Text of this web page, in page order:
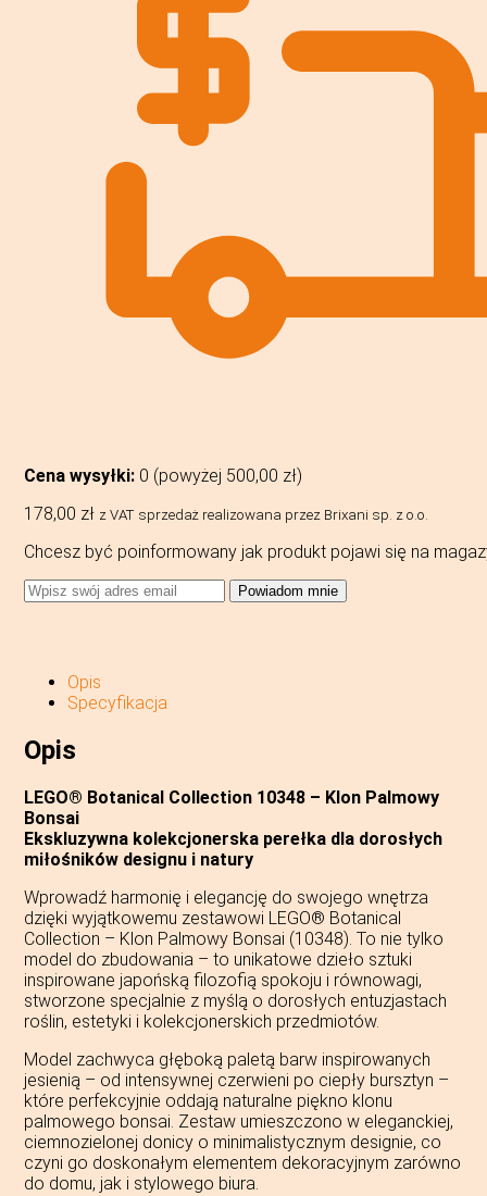
Cena wysyłki: 0 (powyżej 500,00 zł)
178,00 zł z VAT sprzedaż realizowana przez Brixani sp. z o.o.
Chcesz być poinformowany jak produkt pojawi się na
Powiadom mnie
Opis
Specyfikacja
Opis
LEGO® Botanical Collection 10348 – Klon Palmowy
Bonsai
Ekskluzywna kolekcjonerska perełka dla dorosłych
miłośników designu i natury
Wprowadź harmonię i elegancję do swojego wnętrza
dzięki wyjątkowemu zestawowi LEGO® Botanical
Collection – Klon Palmowy Bonsai (10348). To nie tylko
model do zbudowania – to unikatowe dzieło sztuki
inspirowane japońską filozofią spokoju i równowagi,
stworzone specjalnie z myślą o dorosłych entuzjastach
roślin, estetyki i kolekcjonerskich przedmiotów.
Model zachwyca głęboką paletą barw inspirowanych
jesienią – od intensywnej czerwieni po ciepły bursztyn –
które perfekcyjnie oddają naturalne piękno klonu
palmowego bonsai. Zestaw umieszczono w eleganckiej,
ciemnozielonej donicy o minimalistycznym designie, co
czyni go doskonałym elementem dekoracyjnym zarówno
do domu, jak i stylowego biura.